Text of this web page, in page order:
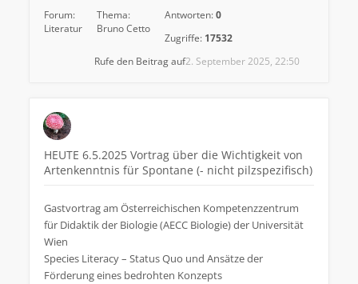
Forum:
Literatur
Thema:
Bruno Cetto
Antworten:0
Zugriffe: 17532
2. September 2025, 22:50
Rufe den Beitrag auf
HEUTE 6.5.2025 Vortrag über die Wichtigkeit von
Artenkenntnis für Spontane (- nicht pilzspezifisch)
Gastvortrag am Österreichischen Kompetenzzentrum
für Didaktik der Biologie (AECC Biologie) der Universität
Wien
Species Literacy – Status Quo und Ansätze der
Förderung eines bedrohten Konzepts